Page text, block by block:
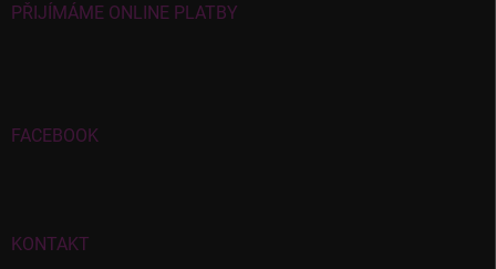
PŘIJÍMÁME ONLINE PLATBY
FACEBOOK
KONTAKT